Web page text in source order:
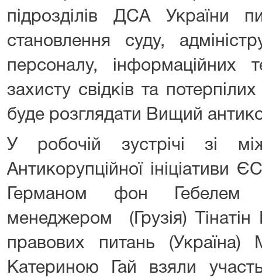
підрозділів ДСА України
становлення суду,
персоналу, інформаційних
захисту свідків та
буде розглядати Вищий
У робочій зустрічі зі
Антикорупційної ініціативи
Германом фон Гебелем
менеджером (Грузія) Тінатін
правових питань
Катериною Гай взяли